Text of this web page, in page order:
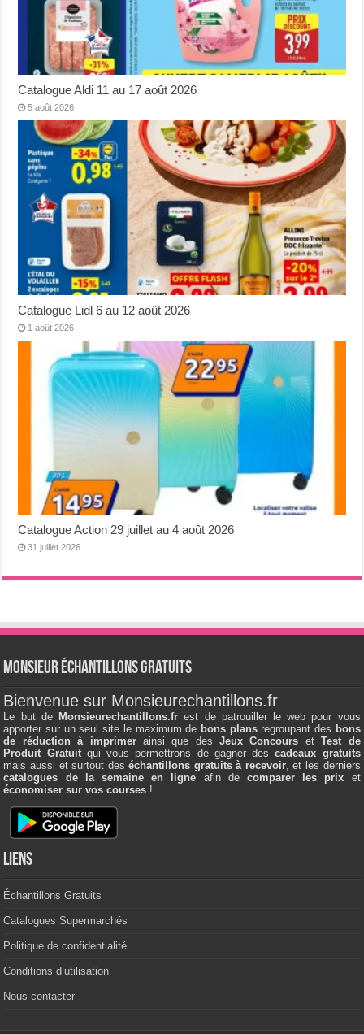
Catalogue Aldi 11 au 17 août 2026
5 août 2026
Catalogue Lidl 6 au 12 août 2026
1 août 2026
Catalogue Action 29 juillet au 4 août 2026
31 juillet 2026
Monsieur échantillons Gratuits
Bienvenue sur Monsieurechantillons.fr
Le but de Monsieurechantillons.fr est de patrouiller le web pour vous
apporter sur un seul site le maximum de bons plansregroupant des bons
de réduction à imprimerainsi que desJeux Concours etTest de
Produit Gratuitqui vous permettrons de gagner descadeaux gratuits
mais aussi et surtout deséchantillons gratuits à recevoir, et les derniers
catalogues de la semaine en ligne afin de comparer les prix et
économiser sur vos courses !
Liens
Échantillons Gratuits
Catalogues Supermarchés
Politique de confidentialité
Conditions d’utilisation
Nous contacter